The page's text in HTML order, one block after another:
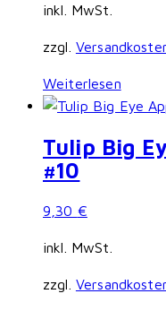
inkl. MwSt.
zzgl.
Weiterlesen
Tulip Big
#10
9,30 €
inkl. MwSt.
zzgl.